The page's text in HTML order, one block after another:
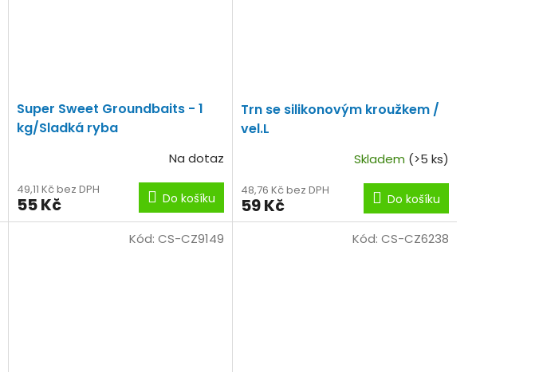
Super Sweet Groundbaits - 1
kg/Sladká ryba
Na dotaz
49,11 Kč bez DPH
55 Kč Do košíku
Trn se silikonovým kroužkem /
vel.L
Skladem (>5 ks)
48,76 Kč bez DPH
59 Kč Do košíku
Kód: CS-CZ9149 Kód: CS-CZ6238